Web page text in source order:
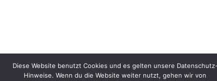
Diese Website benutzt Cookies und es gelten unsere
Hinweise. Wenn du die Website weiter nutzt, gehen wir von